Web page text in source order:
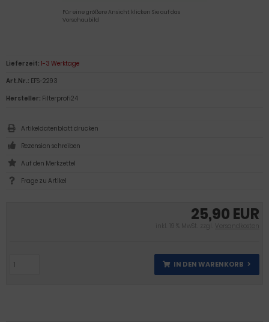
Für eine größere Ansicht klicken Sie auf das
Vorschaubild
25,90 EUR
inkl. 19 % MwSt. zzgl. Versandkosten
IN DEN WARENKORB
Lieferzeit: 1-3 Werktage
Art.Nr.: EFS-2293
Hersteller: Filterprofi24
Artikeldatenblatt drucken
Rezension schreiben
Frage zu Artikel